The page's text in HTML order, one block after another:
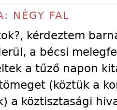
NÉGY FAL
kérdeztem
a bécsi
a tűző napon
(köztük a
a köztisztasági